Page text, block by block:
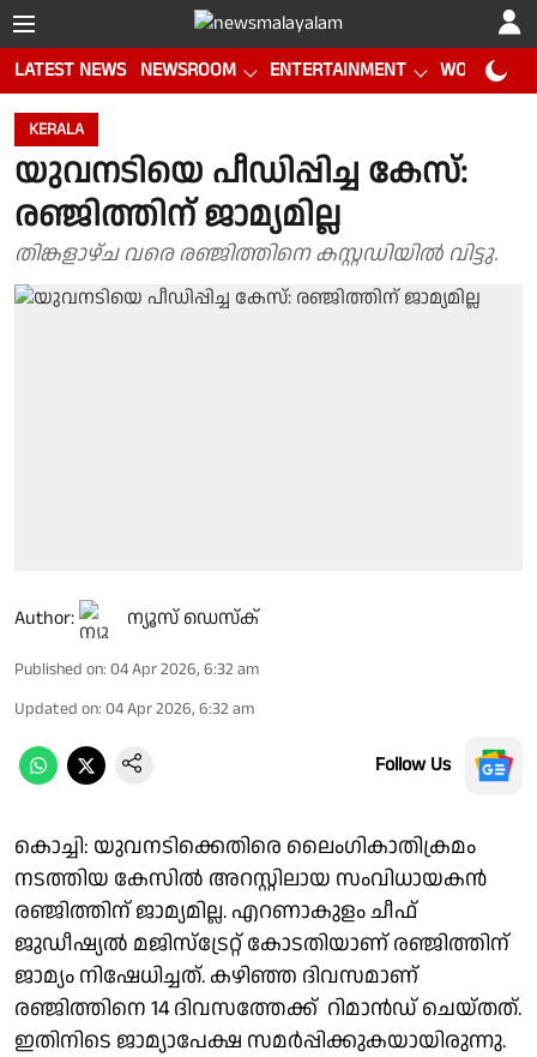
LATEST NEWS NEWSROOM ENTERTAINMENT WORLD CUP
KERALA
യുവനടിയെ പീഡിപ്പിച്ച കേസ്:
രഞ്ജിത്തിന് ജാമ്യമില്ല
തിങ്കളാഴ്ച വരെ രഞ്ജിത്തിനെ കസ്റ്റഡിയിൽ വിട്ടു.
Author: ന്യൂസ് ഡെസ്ക്
Published on: 04 Apr 2026, 6:32 am
Updated on: 04 Apr 2026, 6:32 am
Follow Us
കൊച്ചി: യുവനടിക്കെതിരെ ലൈംഗികാതിക്രമം
നടത്തിയ കേസിൽ അറസ്റ്റിലായ സംവിധായകൻ
രഞ്ജിത്തിന് ജാമ്യമില്ല. എറണാകുളം ചീഫ്
ജുഡീഷ്യൽ മജിസ്ട്രേറ്റ് കോടതിയാണ് രഞ്ജിത്തിന്
ജാമ്യം നിഷേധിച്ചത്. കഴിഞ്ഞ ദിവസമാണ്
രഞ്ജിത്തിനെ 14 ദിവസത്തേക്ക് റിമാൻഡ് ചെയ്തത്.
ഇതിനിടെ ജാമ്യാപേക്ഷ സമർപ്പിക്കുകയായിരുന്നു.